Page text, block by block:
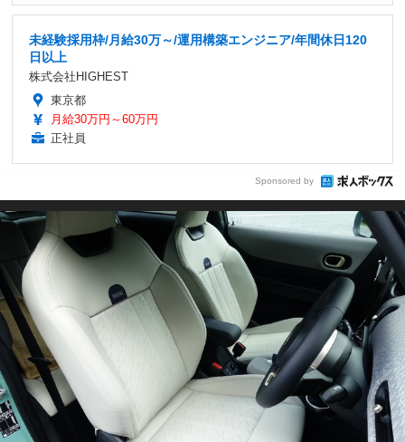
未経験採用枠/月給30万～/運用構築エンジニア/年間休日120
日以上
株式会社HIGHEST
東京都
月給30万円～60万円
正社員
Sponsored by